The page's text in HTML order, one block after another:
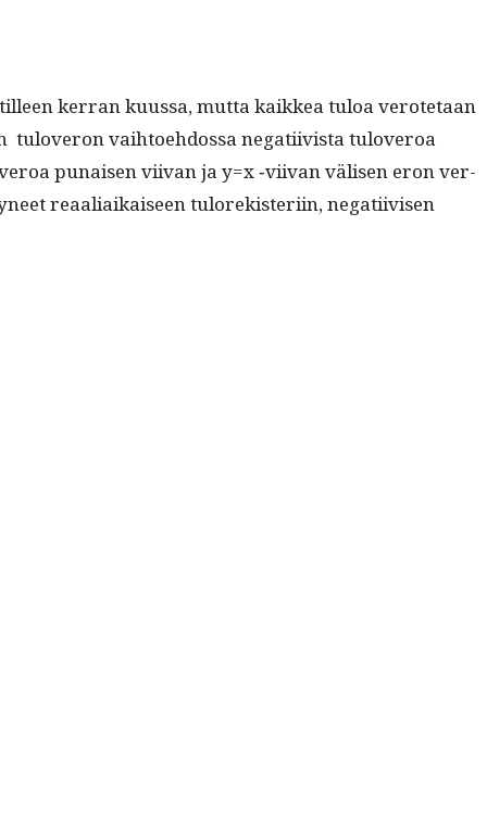
ker­ran kuus­sa, mut­ta kaikkea tuloa verote­taan
tuloveron vai­h­toe­hdos­sa negati­ivista tuloveroa
punaisen viivan ja y=x ‑viivan välisen eron ver­
reaali­aikaiseen tulorek­isteri­in, negati­ivisen